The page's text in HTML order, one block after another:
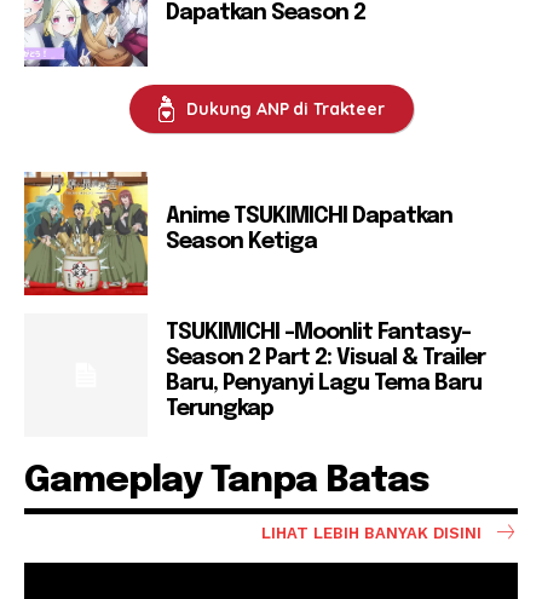
Dapatkan Season 2
Dukung ANP di Trakteer
Anime TSUKIMICHI Dapatkan
Season Ketiga
TSUKIMICHI -Moonlit Fantasy-
Season 2 Part 2: Visual & Trailer
Baru, Penyanyi Lagu Tema Baru
Terungkap
Gameplay Tanpa Batas
LIHAT LEBIH BANYAK DISINI